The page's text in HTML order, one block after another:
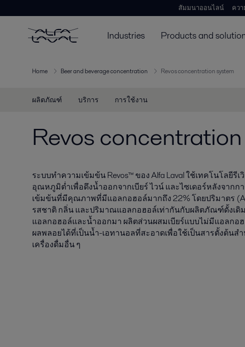
สัมมนาออนไลน์ คว
Industries Products and
Home Beer and beverage concentration Revos concentration system
ผลิตภัณฑ์ บริการ การใช้งาน
Revos
ระบบทำความเข้มข้น Revos™ ของ Alfa Laval ใช้เทคโนโลยีรี
อุณหภูมิต่ำเพื่อดึงน้ำออกจากเบียร์ ไวน์ และไซเดอร์หลังจากก
เข้มข้นที่มีคุณภาพที่มีแอลกอฮอล์มากถึง 22% โดยปริมาตร
รสชาติ กลิ่น และปริมาณแอลกอฮอล์เท่ากันกับผลิตภัณฑ์ดั้งเดิ
แอลกอฮอล์และน้ำออกมา ผลิตส่วนผสมเบียร์แบบไม่มีแอลกอ
ผลพลอยได้ที่เป็นน้ำ-เอทานอลที่สะอาดเพื่อใช้เป็นสารตั้งต้นสํ
เครื่องดื่มอื่น ๆ